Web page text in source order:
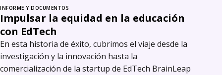
INFORME Y DOCUMENTOS
Impulsar la equidad en la educación
con EdTech
En esta historia de éxito, cubrimos el viaje desde la
investigación y la innovación hasta la
comercialización de la startup de EdTech BrainLeap